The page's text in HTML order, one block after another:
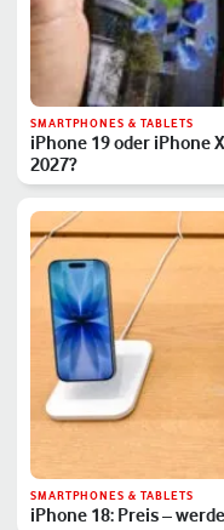
SMARTPHONES & TABLETS
iPhone 19 oder iPhone
2027?
SMARTPHONES & TABLETS
iPhone 18: Preis –